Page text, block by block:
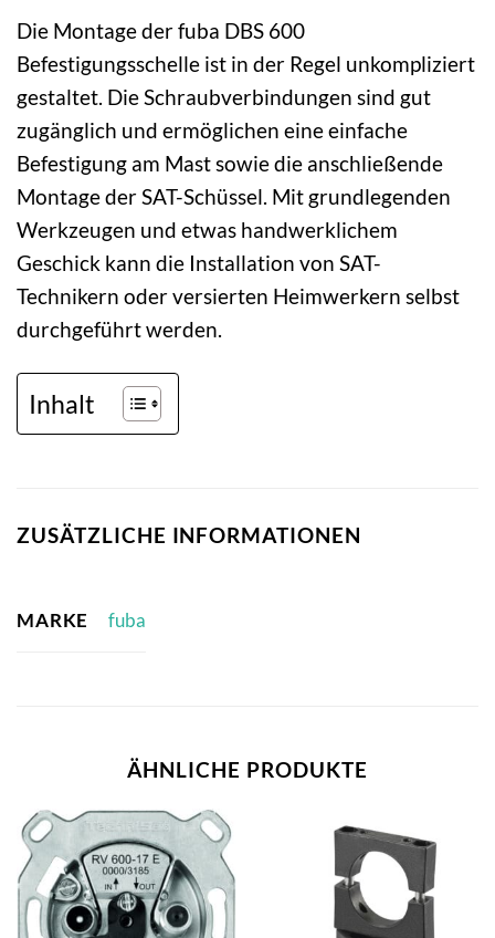
Die Montage der fuba DBS 600
Befestigungsschelle ist in der Regel unkompliziert
gestaltet. Die Schraubverbindungen sind gut
zugänglich und ermöglichen eine einfache
Befestigung am Mast sowie die anschließende
Montage der SAT-Schüssel. Mit grundlegenden
Werkzeugen und etwas handwerklichem
Geschick kann die Installation von SAT-
Technikern oder versierten Heimwerkern selbst
durchgeführt werden.
Inhalt
ZUSÄTZLICHE INFORMATIONEN
MARKE fuba
ÄHNLICHE PRODUKTE